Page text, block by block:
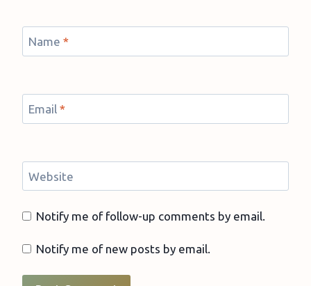
Name *
Email *
Website
Notify me of follow-up comments by email.
Notify me of new posts by email.